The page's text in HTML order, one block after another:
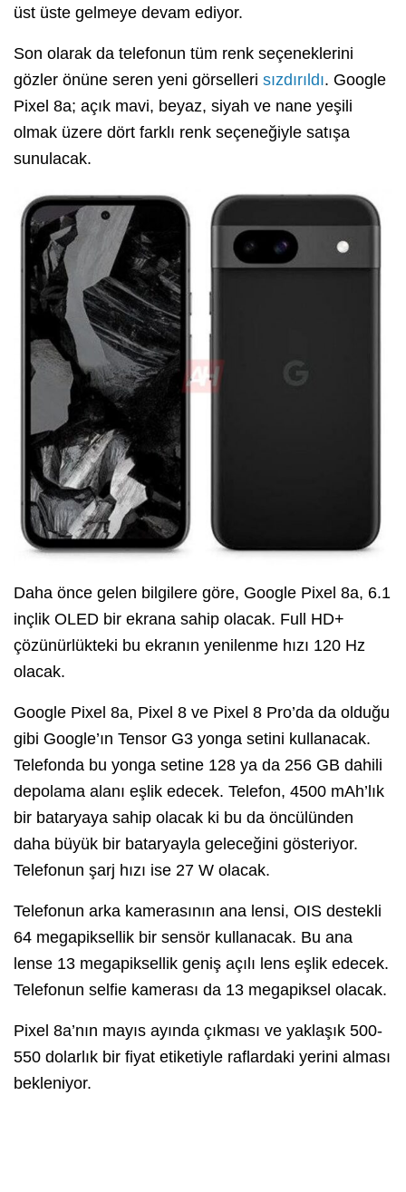
üst üste gelmeye devam ediyor.
Son olarak da telefonun tüm renk seçeneklerini
gözler önüne seren yeni görselleri sızdırıldı. Google
Pixel 8a; açık mavi, beyaz, siyah ve nane yeşili
olmak üzere dört farklı renk seçeneğiyle satışa
sunulacak.
Daha önce gelen bilgilere göre, Google Pixel 8a, 6.1
inçlik OLED bir ekrana sahip olacak. Full HD+
çözünürlükteki bu ekranın yenilenme hızı 120 Hz
olacak.
Google Pixel 8a, Pixel 8 ve Pixel 8 Pro’da da olduğu
gibi Google’ın Tensor G3 yonga setini kullanacak.
Telefonda bu yonga setine 128 ya da 256 GB dahili
depolama alanı eşlik edecek. Telefon, 4500 mAh’lık
bir bataryaya sahip olacak ki bu da öncülünden
daha büyük bir bataryayla geleceğini gösteriyor.
Telefonun şarj hızı ise 27 W olacak.
Telefonun arka kamerasının ana lensi, OIS destekli
64 megapiksellik bir sensör kullanacak. Bu ana
lense 13 megapiksellik geniş açılı lens eşlik edecek.
Telefonun selfie kamerası da 13 megapiksel olacak.
Pixel 8a’nın mayıs ayında çıkması ve yaklaşık 500-
550 dolarlık bir fiyat etiketiyle raflardaki yerini alması
bekleniyor.